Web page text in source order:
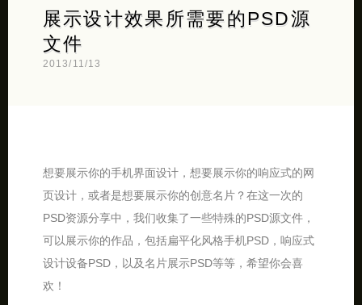
展示设计效果所需要的PSD源
文件
2013/11/13
想要展示你的手机界面设计，想要展示你的响应式的网
页设计，或者是想要展示你的创意名片？在这一次的
PSD资源分享中，我们收集了一些特殊的PSD源文件，
可以展示你的作品，包括扁平化风格手机PSD，响应式
设计设备PSD，以及名片展示PSD等等，希望你会喜
欢！